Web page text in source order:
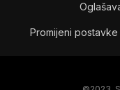
Promijeni